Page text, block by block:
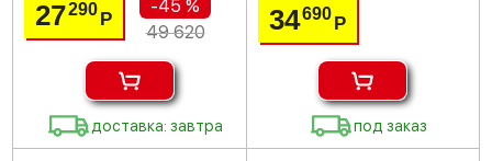
27290Р
-45 %
49 620
доставка: завтра
34690 Р
под заказ